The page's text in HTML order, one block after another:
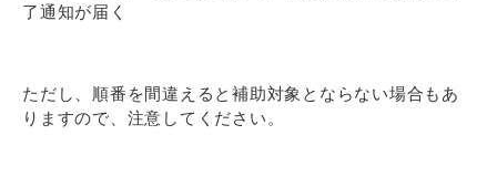
了通知が届く
ただし、順番を間違えると補助対象とならない場合もあ
りますので、注意してください。